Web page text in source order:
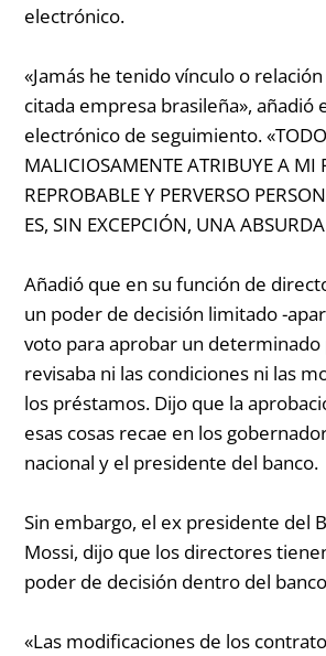
electrónico.
«Jamás he tenido vínculo o
citada empresa brasileña», añadió
electrónico de seguimiento.
MALICIOSAMENTE ATRIBUYE A MI
REPROBABLE Y PERVERSO
ES, SIN EXCEPCIÓN, UNA
Añadió que en su función de
un poder de decisión limitado -
voto para aprobar un
revisaba ni las condiciones ni las
los préstamos. Dijo que la
esas cosas recae en los
nacional y el presidente del banco.
Sin embargo, el ex presidente del
Mossi, dijo que los directores
poder de decisión dentro del
«Las modificaciones de los